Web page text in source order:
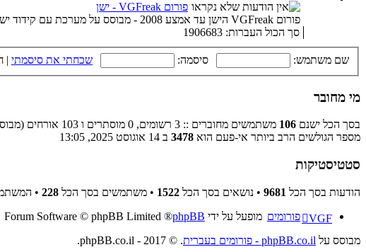
פורום VGFreak - ישן
פורום VGFreak הישן עד אמצע 2008 - מבוסס על מערכת עם קידוד ישן
סך הכול העברות: 1906683
שם משתמש: סיסמה: שכחתי את סיסמתי |
מי מחובר
בסך הכל ישנם 106 משתמשים מחוברים :: 3 רשומים, 0 מוסתרים ו 103 אורחים (מבוסס על משתמשים פעילים ב־5 הדקות האחרונות)
מספר הגולשים הרב ביותר אי-פעם הוא 3478 ב 14 אוגוסט 2025, 13:05
סטטיסטיקות
הודעות בסך הכל 9681 • נושאים בסך הכל 1522 • משתמשים בסך הכל 228
•
VGF פורומים מופעל על ידי phpBB
® Forum Software © phpBB Limited
מבוסס על phpBB.co.il - פורומים בעברית
. © 2017 - phpBB.co.il.